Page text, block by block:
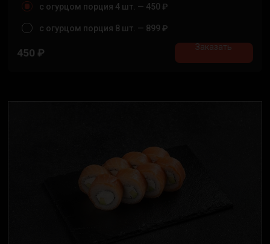
с огурцом порция 4 шт. — 450 ₽
с огурцом порция 8 шт. — 899 ₽
450 ₽ Заказать